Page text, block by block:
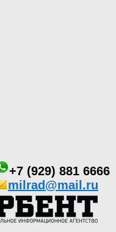
+7 (929) 881 6666
milrad@mail.ru